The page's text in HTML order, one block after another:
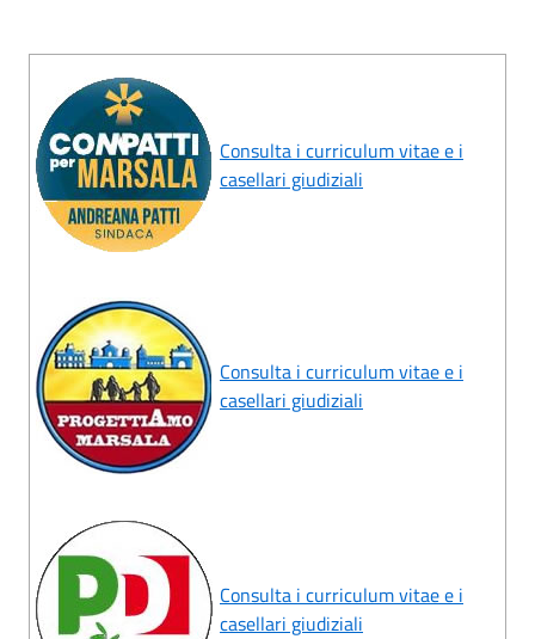
Consulta i curriculum vitae e i
casellari giudiziali
Consulta i curriculum vitae e i
casellari giudiziali
Consulta i curriculum vitae e i
casellari giudiziali